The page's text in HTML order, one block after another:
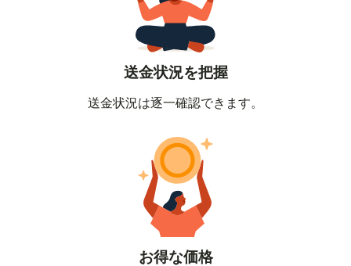
送金状況を把握
送金状況は逐一確認できます。
お得な価格